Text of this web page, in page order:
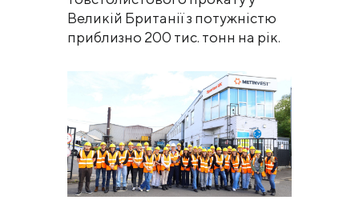
Великій Британії з потужністю
приблизно 200 тис. тонн на рік.